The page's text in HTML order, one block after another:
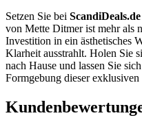
Setzen Sie bei ScandiDeals.de
von Mette Ditmer ist mehr als
Investition in ein ästhetisches
Klarheit ausstrahlt. Holen Sie
nach Hause und lassen Sie
Formgebung dieser exklusiven